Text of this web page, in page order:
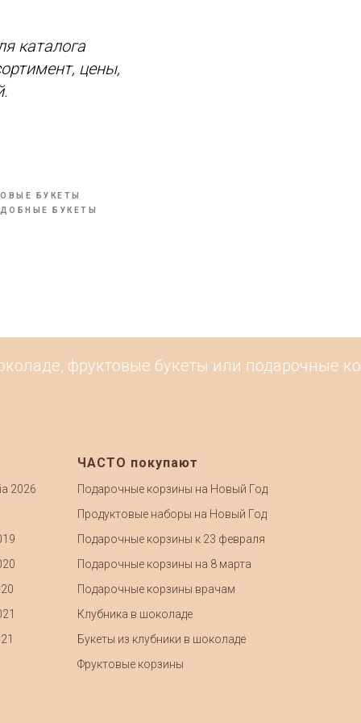
каталога
цены,
БУКЕТЫ
БУКЕТЫ
букеты или подарочные
2026
ЧАСТО покупают
Подарочные корзины на Новый Год
Продуктовые наборы на Новый Год
Подарочные корзины к 23 февраля
Подарочные корзины на 8 марта
Подарочные корзины врачам
Клубника в шоколаде
Букеты из клубники в шоколаде
Фруктовые корзины